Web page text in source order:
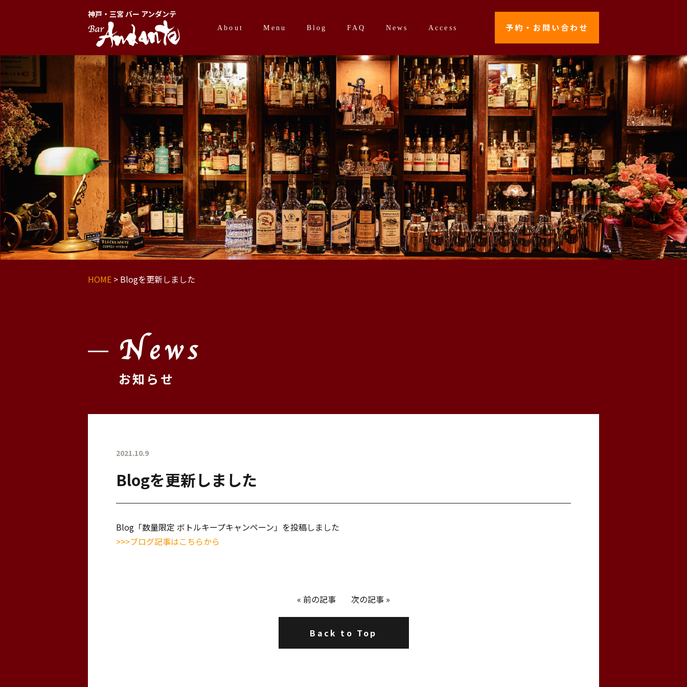
神戸・三宮 バー アンダンテ
About Menu Blog FAQ News Access 予約・お問い合わせ
HOME > Blogを更新しました
News
お知らせ
2021.10.9
Blogを更新しました
Blog「数量限定 ボトルキープキャンペーン」を投稿しました
>>>ブログ記事はこちらから
« 前の記事 次の記事 »
Back to Top